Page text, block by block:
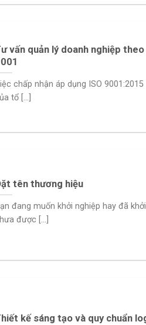
vấn quản lý doanh nghiệp
chấp nhận áp dụng ISO
tổ [...]
tên thương hiệu
đang muốn khởi nghiệp hay đã
được [...]
kế sáng tạo và quy chuẩn